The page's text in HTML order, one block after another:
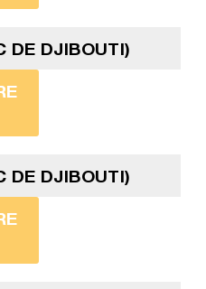
DE DJIBOUTI)
DE DJIBOUTI)